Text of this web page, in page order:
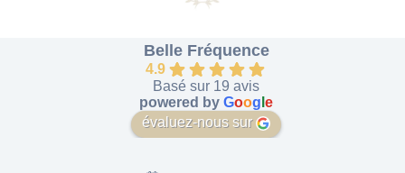
Belle Fréquence
4.9
Basé sur 19 avis
powered by Goog e
évaluez-nous sur